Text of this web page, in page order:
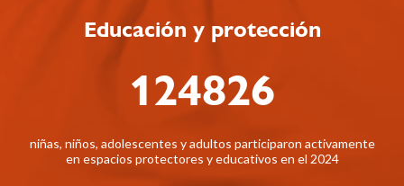
Educación y protección
124826
niñas, niños, adolescentes y adultos participaron activamente
en espacios protectores y educativos en el 2024